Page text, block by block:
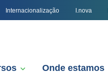
Internacionalização I.nova
Onde estamos